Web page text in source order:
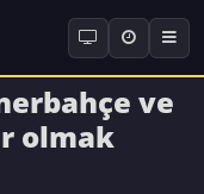
ve
olmak